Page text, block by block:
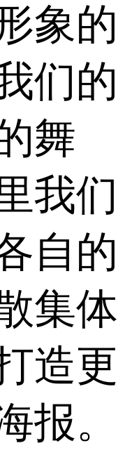
象的
们的
舞
我们
自的
集体
造更
报。